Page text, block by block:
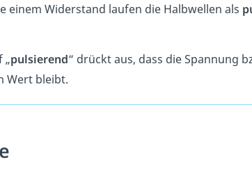
einem Widerstand laufen die Halbwellen als
„pulsierend“ drückt aus, dass die Spannung
Wert bleibt.